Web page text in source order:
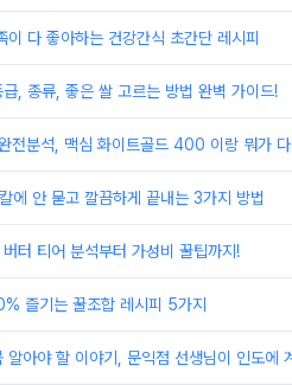
이 다 좋아하는 건강간식 초간단 레시피
, 종류, 좋은 쌀 고르는 방법 완벽 가이드!
전분석, 맥심 화이트골드 400 이랑 뭐가
에 안 묻고 깔끔하게 끝내는 3가지 방법
터 티어 분석부터 가성비 꿀팁까지!
즐기는 꿀조합 레시피 5가지
알아야 할 이야기, 문익점 선생님이 인도에